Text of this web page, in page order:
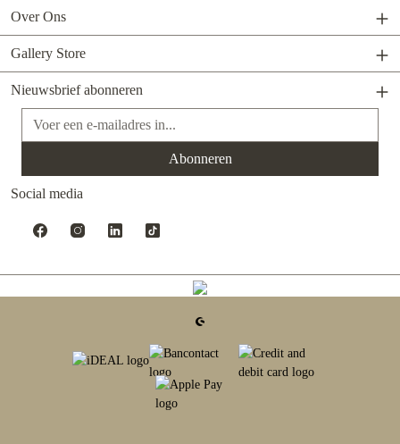
Over Ons
Gallery Store
Nieuwsbrief abonneren
E-mailadres*
Abonneren
Social media